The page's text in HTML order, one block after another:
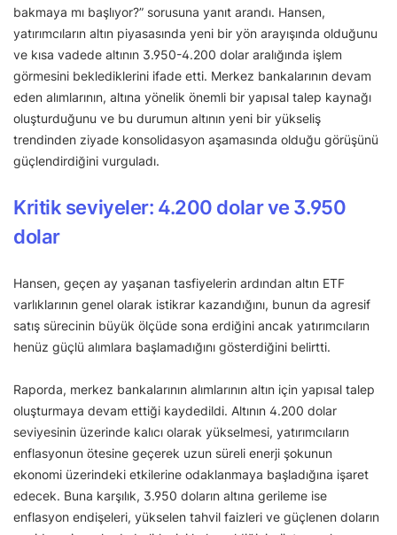
bakmaya mı başlıyor?” sorusuna yanıt arandı. Hansen,
yatırımcıların altın piyasasında yeni bir yön arayışında olduğunu
ve kısa vadede altının 3.950-4.200 dolar aralığında işlem
görmesini beklediklerini ifade etti. Merkez bankalarının devam
eden alımlarının, altına yönelik önemli bir yapısal talep kaynağı
oluşturduğunu ve bu durumun altının yeni bir yükseliş
trendinden ziyade konsolidasyon aşamasında olduğu görüşünü
güçlendirdiğini vurguladı.
Kritik seviyeler: 4.200 dolar ve 3.950
dolar
Hansen, geçen ay yaşanan tasfiyelerin ardından altın ETF
varlıklarının genel olarak istikrar kazandığını, bunun da agresif
satış sürecinin büyük ölçüde sona erdiğini ancak yatırımcıların
henüz güçlü alımlara başlamadığını gösterdiğini belirtti.
Raporda, merkez bankalarının alımlarının altın için yapısal talep
oluşturmaya devam ettiği kaydedildi. Altının 4.200 dolar
seviyesinin üzerinde kalıcı olarak yükselmesi, yatırımcıların
enflasyonun ötesine geçerek uzun süreli enerji şokunun
ekonomi üzerindeki etkilerine odaklanmaya başladığına işaret
edecek. Buna karşılık, 3.950 doların altına gerileme ise
enflasyon endişeleri, yükselen tahvil faizleri ve güçlenen doların